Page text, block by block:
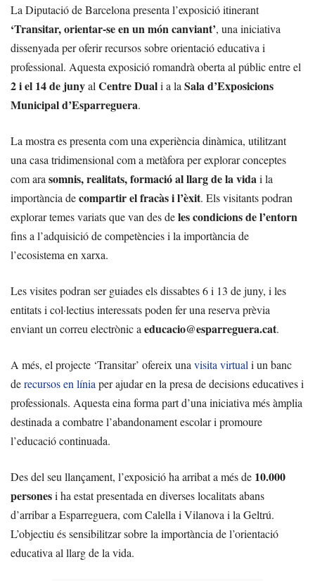
La Diputació de Barcelona presenta l’exposició itinerant
‘Transitar, orientar-se en un món canviant’, una iniciativa
dissenyada per oferir recursos sobre orientació educativa i
professional. Aquesta exposició romandrà oberta al públic entre el
2 i el 14 de junyal Centre Duali a la Sala d’Exposicions
Municipal d’Esparreguera.
La mostra es presenta com una experiència dinàmica, utilitzant
una casa tridimensional com a metàfora per explorar conceptes
com ara somnis, realitats, formació al llarg de la vidai la
importància decompartir el fracàs i l’èxit. Els visitants podran
explorar temes variats que van des deles condicions de l’entorn
fins a l’adquisició de competències i la importància de
l’ecosistema en xarxa.
Les visites podran ser guiades els dissabtes 6 i 13 de juny, i les
entitats i col·lectius interessats poden fer una reserva prèvia
enviant un correu electrònic a educacio@esparreguera.cat.
A més, el projecte ‘Transitar’ ofereix una visita virtual i un banc
derecursos en línia per ajudar en la presa de decisions educatives i
professionals. Aquesta eina forma part d’una iniciativa més àmplia
destinada a combatre l’abandonament escolar i promoure
l’educació continuada.
Des del seu llançament, l’exposició ha arribat a més de 10.000
personesi ha estat presentada en diverses localitats abans
d’arribar a Esparreguera, com Calella i Vilanova i la Geltrú.
L’objectiu és sensibilitzar sobre la importància de l’orientació
educativa al llarg de la vida.